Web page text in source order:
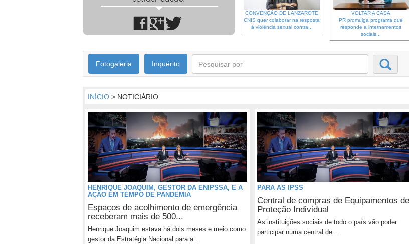
CONVENÇÃO DE LANZAROTE
CNIS quer colaborar na resposta
à violência sexual contra...
VOLTAR A CASA
PR promulga programa que
responde a internamentos
sociais...
Fotogaleria Inquérito
INÍCIO > NOTICIÁRIO
HENRIQUE JOAQUIM, GESTOR DA ENIPSSA, E A
AÇÃO EM TEMPO DE PANDEMIA
Espaços de acolhimento de emergência
receberam mais de 500...
Henrique Joaquim estava há dois meses e meio como
gestor da Estratégia Nacional para a...
PARA AS IPSS
Central de compras de Equipamentos de
Proteção Individual
As instituições sociais de todo o país vão poder
participar numa central de...